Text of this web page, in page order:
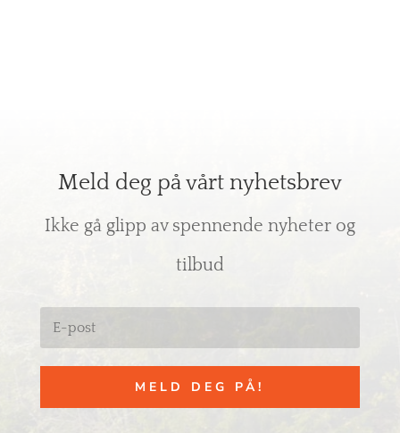
Meld deg på vårt nyhetsbrev
Ikke gå glipp av spennende nyheter og
tilbud
MELD DEG PÅ!